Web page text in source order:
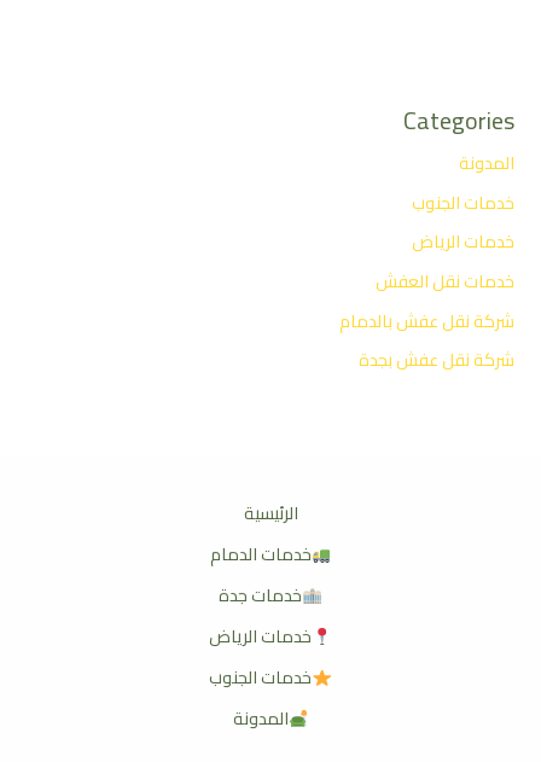
Categories
المدونة
خدمات الجنوب
خدمات الرياض
خدمات نقل العفش
شركة نقل عفش بالدمام
شركة نقل عفش بجدة
الرئيسية
خدمات الدمام
خدمات جدة
خدمات الرياض
خدمات الجنوب
المدونة